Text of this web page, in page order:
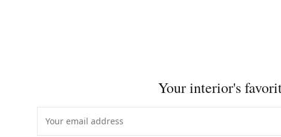
Your interior's